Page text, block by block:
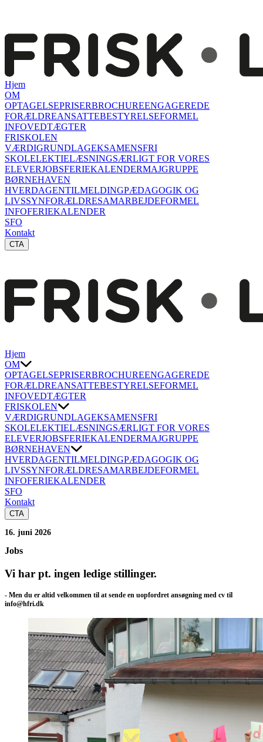
Hjem
OM
OPTAGELSEPRISERBROCHUREENGAGEREDE
FORÆLDREANSATTEBESTYRELSEFORMEL
INFOVEDTÆGTER
FRISKOLEN
VÆRDIGRUNDLAGEKSAMENSFRI
SKOLELEKTIELÆSNINGSÆRLIGT FOR VORES
ELEVERJOBSFERIEKALENDERMAJGRUPPE
BØRNEHAVEN
HVERDAGENTILMELDINGPÆDAGOGIK OG
LIVSSYNFORÆLDRESAMARBEJDEFORMEL
INFOFERIEKALENDER
SFO
Kontakt
CTA
Hjem
OM
OPTAGELSEPRISERBROCHUREENGAGEREDE
FORÆLDREANSATTEBESTYRELSEFORMEL
INFOVEDTÆGTER
FRISKOLEN
VÆRDIGRUNDLAGEKSAMENSFRI
SKOLELEKTIELÆSNINGSÆRLIGT FOR VORES
ELEVERJOBSFERIEKALENDERMAJGRUPPE
BØRNEHAVEN
HVERDAGENTILMELDINGPÆDAGOGIK OG
LIVSSYNFORÆLDRESAMARBEJDEFORMEL
INFOFERIEKALENDER
SFO
Kontakt
CTA
16. juni 2026
Jobs
Vi har pt. ingen ledige stillinger.
- Men du er altid velkommen til at sende en uopfordret ansøgning med cv til
info@hfri.dk